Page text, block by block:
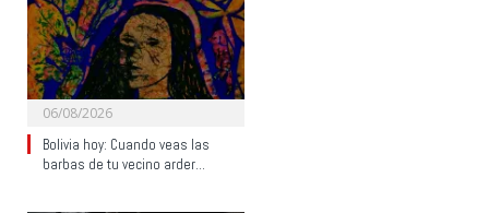
06/08/2026
Bolivia hoy: Cuando veas las
barbas de tu vecino arder…